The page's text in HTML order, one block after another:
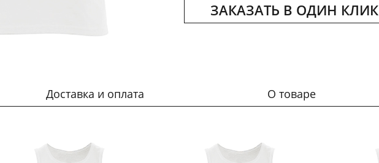
ЗАКАЗАТЬ В ОДИН КЛИК
Доставка и оплата О товаре